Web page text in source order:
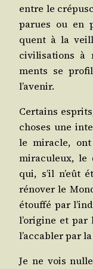
entre le
pa­rues ou en
quent à la
civi­li­sa­tions à
ments se
l’avenir.
Cer­tains
choses une
le miracle,
mira­cu­leux, le
qui, s’il n’eût
réno­ver le
étouf­fé par
l’origine et
l’accabler par
Je ne vois